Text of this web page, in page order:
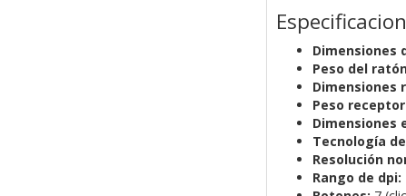
Dimensiones
Peso del
Dimensiones
Peso
Dimensiones
Tecnología
Resolución
Rango de dpi: